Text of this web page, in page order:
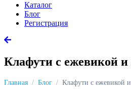
Каталог
Блог
Регистрация
Клафути с ежевикой
Главная Блог Клафути с ежевикой